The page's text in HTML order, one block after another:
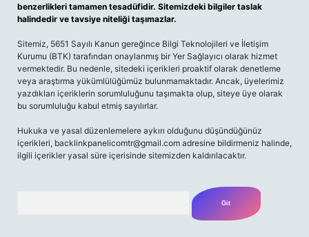
benzerlikleri tamamen tesadüfidir. Sitemizdeki bilgiler taslak
halindedir ve tavsiye niteliği taşımazlar.
Sitemiz, 5651 Sayılı Kanun gereğince Bilgi Teknolojileri ve İletişim
Kurumu (BTK) tarafından onaylanmış bir Yer Sağlayıcı olarak hizmet
vermektedir. Bu nedenle, sitedeki içerikleri proaktif olarak denetleme
veya araştırma yükümlülüğümüz bulunmamaktadır. Ancak, üyelerimiz
yazdıkları içeriklerin sorumluluğunu taşımakta olup, siteye üye olarak
bu sorumluluğu kabul etmiş sayılırlar.
Hukuka ve yasal düzenlemelere aykırı olduğunu düşündüğünüz
içerikleri, backlinkpanelicomtr@gmail.com adresine bildirmeniz halinde,
ilgili içerikler yasal süre içerisinde sitemizden kaldırılacaktır.